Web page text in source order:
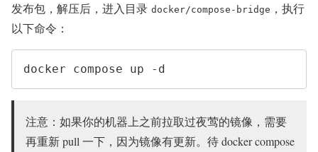
发布包，解压后，进入目录 docker/compose-bridge ，执行
以下命令：
docker compose up -d
注意：如果你的机器上之前拉取过夜莺的镜像，需要
再重新 pull 一下，因为镜像有更新。待 docker compose